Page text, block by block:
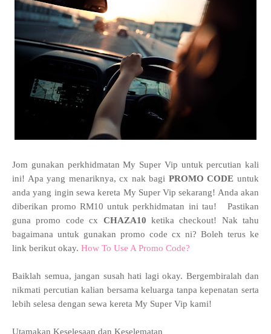
Jom gunakan perkhidmatan My Super Vip untuk percutian kali
ini! Apa yang menariknya, cx nak bagi PROMO CODE untuk
anda yang ingin sewa kereta My Super Vip sekarang! Anda akan
diberikan promo RM10 untuk perkhidmatan ini tau! Pastikan
guna promo code cx CHAZA10 ketika checkout! Nak tahu
bagaimana untuk gunakan promo code cx ni? Boleh terus ke
link berikut okay. How To Use A Promo Code?
Baiklah semua, jangan susah hati lagi okay. Bergembiralah dan
nikmati percutian kalian bersama keluarga tanpa kepenatan serta
lebih selesa dengan sewa kereta My Super Vip kami!
Utamakan Keselesaan dan Keselematan